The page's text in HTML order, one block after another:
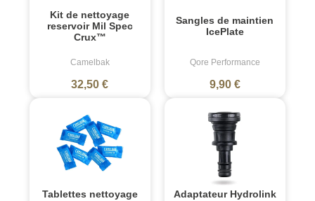
Kit de nettoyage
reservoir Mil Spec
Crux™
Camelbak
32,50 €
Sangles de maintien
IcePlate
Qore Performance
9,90 €
Tablettes nettoyage
Adaptateur Hydrolink